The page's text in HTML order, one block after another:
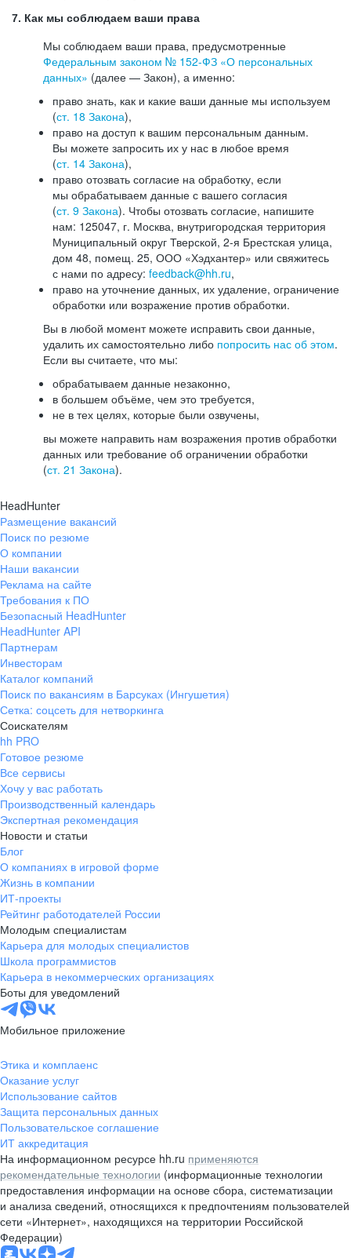
7. Как мы соблюдаем ваши права
Мы соблюдаем ваши права, предусмотренные
Федеральным законом № 152-ФЗ «О персональных
данных» (далее — Закон), а именно:
право знать, как и какие ваши данные мы используем
(ст. 18 Закона),
право на доступ к вашим персональным данным.
Вы можете запросить их у нас в любое время
(ст. 14 Закона),
право отозвать согласие на обработку, если
мы обрабатываем данные с вашего согласия
(ст. 9 Закона). Чтобы отозвать согласие, напишите
нам: 125047, г. Москва, внутригородская территория
Муниципальный округ Тверской, 2-я Брестская улица,
дом 48, помещ. 25, ООО «Хэдхантер» или свяжитесь
с нами по адресу: feedback@hh.ru,
право на уточнение данных, их удаление, ограничение
обработки или возражение против обработки.
Вы в любой момент можете исправить свои данные,
удалить их самостоятельно либо попросить нас об этом.
Если вы считаете, что мы:
обрабатываем данные незаконно,
в большем объёме, чем это требуется,
не в тех целях, которые были озвучены,
вы можете направить нам возражения против обработки
данных или требование об ограничении обработки
(ст. 21 Закона).
HeadHunter
Размещение вакансий
Поиск по резюме
О компании
Наши вакансии
Реклама на сайте
Требования к ПО
Безопасный HeadHunter
HeadHunter API
Партнерам
Инвесторам
Каталог компаний
Поиск по вакансиям в Барсуках (Ингушетия)
Сетка: соцсеть для нетворкинга
Соискателям
hh PRO
Готовое резюме
Все сервисы
Хочу у вас работать
Производственный календарь
Экспертная рекомендация
Новости и статьи
Блог
О компаниях в игровой форме
Жизнь в компании
ИТ-проекты
Рейтинг работодателей России
Молодым специалистам
Карьера для молодых специалистов
Школа программистов
Карьера в некоммерческих организациях
Боты для уведомлений
Мобильное приложение
Этика и комплаенс
Оказание услуг
Использование сайтов
Защита персональных данных
Пользовательское соглашение
ИТ аккредитация
На информационном ресурсе hh.ru применяются
рекомендательные технологии (информационные технологии
предоставления информации на основе сбора, систематизации
и анализа сведений, относящихся к предпочтениям пользователей
сети «Интернет», находящихся на территории Российской
Федерации)